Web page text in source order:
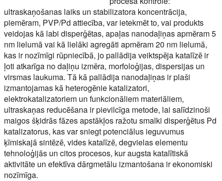
ultraskaņošanas laiks un stabilizatora koncentrācija,
piemēram, PVP/Pd attiecība, var ietekmēt to, vai produkts
veidojas kā labi disperģētas, apaļas nanodaļiņas apmēram 5
nm lielumā vai kā lielāki agregāti apmēram 20 nm lielumā,
kas ir nozīmīgi rūpniecībā, jo pallādija veiktspēja katalīzē ir
ļoti atkarīga no daļiņu izmēra, morfoloģijas, dispersijas un
virsmas laukuma. Tā kā pallādija nanodaļiņas ir plaši
izmantojamas kā heterogēnie katalizatori,
elektrokatalizatoriem un funkcionāliem materiāliem,
ultraskaņas reducēšana ir pievilcīga metode, lai salīdzinoši
maigos šķidrās fāzes apstākļos ražotu smalki disperģētus Pd
katalizatorus, kas var sniegt potenciālus ieguvumus
ķīmiskajā sintēzē, vides katalīzē, degvielas elementu
tehnoloģijās un citos procesos, kur augsta katalītiskā
aktivitāte un efektīva dārgmetālu izmantošana ir ekonomiski
nozīmīga.